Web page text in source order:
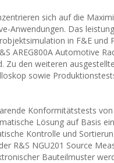
sich auf die
Anwendungen. Das
in F&E
AREG800A Automotive
Zu den weiteren
sowie
Konformitätstests
Lösung auf Basis
Kontrolle und
R&S NGU201 Source
Bauteilmuster